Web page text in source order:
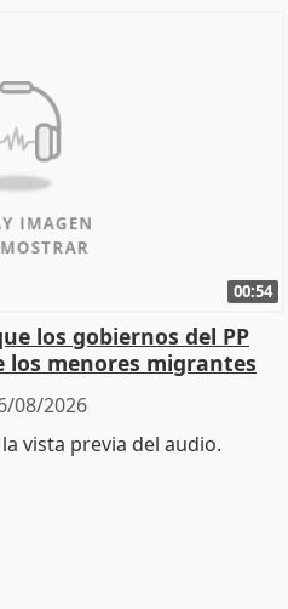
00:54
los gobiernos del PP
menores migrantes
08/2026